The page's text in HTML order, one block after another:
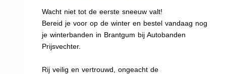
Wacht niet tot de eerste sneeuw valt!
Bereid je voor op de winter en bestel vandaag nog
je winterbanden in Brantgum bij Autobanden
Prijsvechter.
Rij veilig en vertrouwd, ongeacht de